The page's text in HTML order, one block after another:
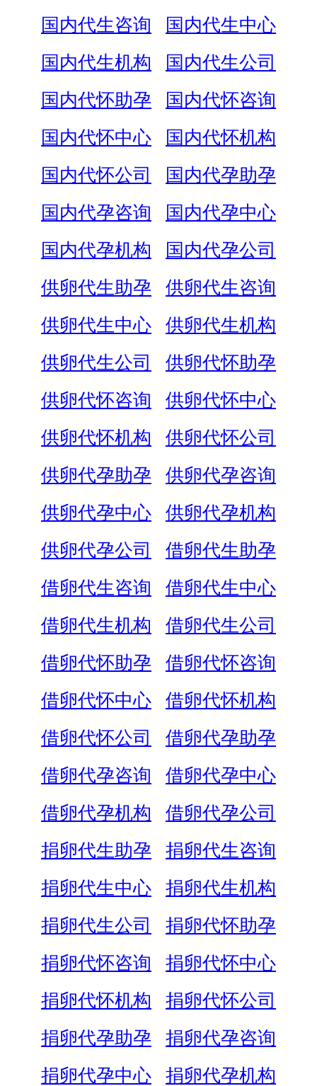
国内代生咨询
国内代生中心
国内代生机构
国内代生公司
国内代怀助孕
国内代怀咨询
国内代怀中心
国内代怀机构
国内代怀公司
国内代孕助孕
国内代孕咨询
国内代孕中心
国内代孕机构
国内代孕公司
供卵代生助孕
供卵代生咨询
供卵代生中心
供卵代生机构
供卵代生公司
供卵代怀助孕
供卵代怀咨询
供卵代怀中心
供卵代怀机构
供卵代怀公司
供卵代孕助孕
供卵代孕咨询
供卵代孕中心
供卵代孕机构
供卵代孕公司
借卵代生助孕
借卵代生咨询
借卵代生中心
借卵代生机构
借卵代生公司
借卵代怀助孕
借卵代怀咨询
借卵代怀中心
借卵代怀机构
借卵代怀公司
借卵代孕助孕
借卵代孕咨询
借卵代孕中心
借卵代孕机构
借卵代孕公司
捐卵代生助孕
捐卵代生咨询
捐卵代生中心
捐卵代生机构
捐卵代生公司
捐卵代怀助孕
捐卵代怀咨询
捐卵代怀中心
捐卵代怀机构
捐卵代怀公司
捐卵代孕助孕
捐卵代孕咨询
捐卵代孕中心
捐卵代孕机构